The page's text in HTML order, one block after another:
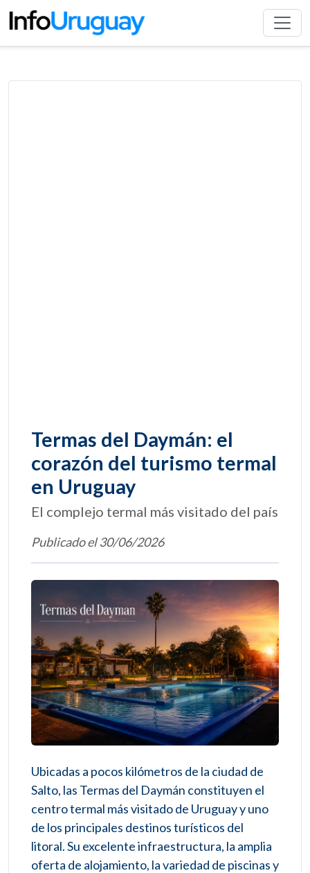
Termas del Daymán: el
corazón del turismo termal
en Uruguay
El complejo termal más visitado del país
Publicado el 30/06/2026
Ubicadas a pocos kilómetros de la ciudad de
Salto, las Termas del Daymán constituyen el
centro termal más visitado de Uruguay y uno
de los principales destinos turísticos del
litoral. Su excelente infraestructura, la amplia
oferta de alojamiento, la variedad de piscinas y